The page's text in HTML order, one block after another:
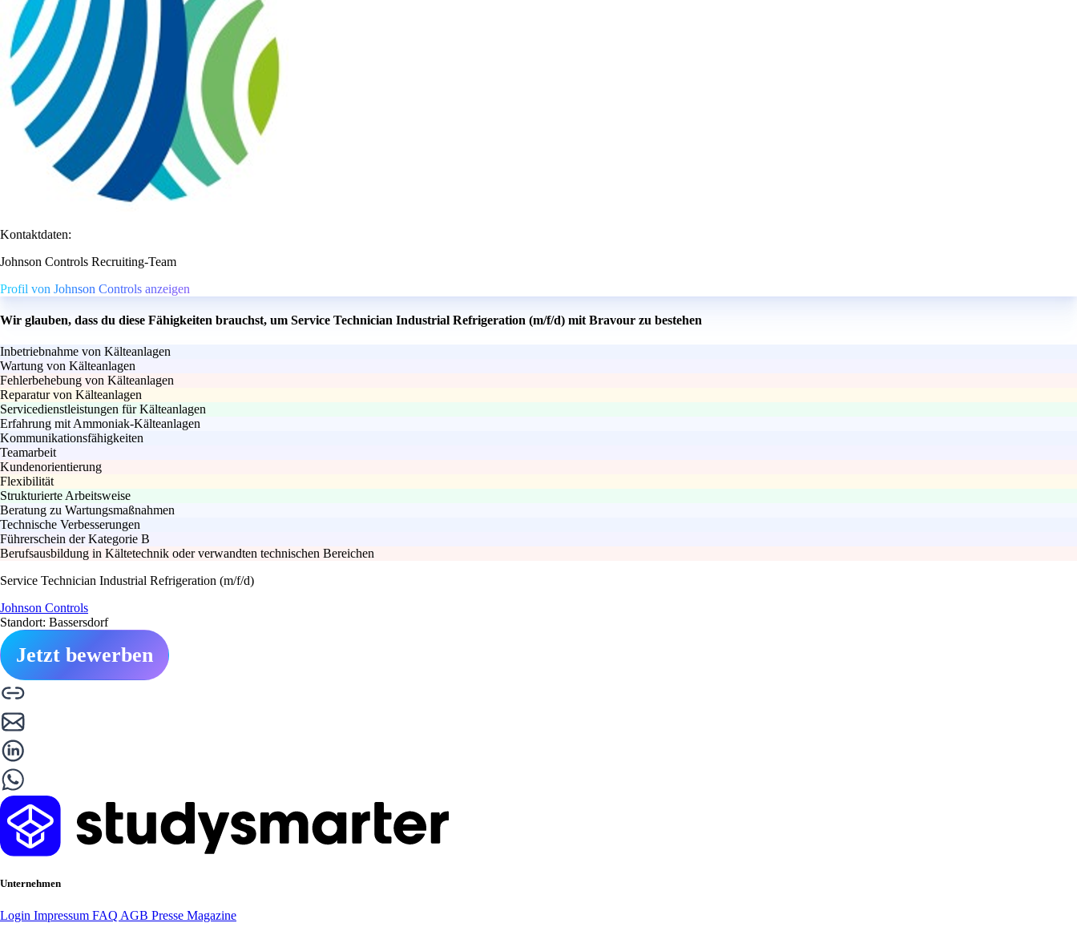
Kontaktdaten:
Johnson Controls Recruiting-Team
Profil von Johnson Controls anzeigen
Wir glauben, dass du diese Fähigkeiten brauchst, um Service Technician Industrial Refrigeration (m/f/d) mit Bravour zu bestehen
Inbetriebnahme von Kälteanlagen
Wartung von Kälteanlagen
Fehlerbehebung von Kälteanlagen
Reparatur von Kälteanlagen
Servicedienstleistungen für Kälteanlagen
Erfahrung mit Ammoniak-Kälteanlagen
Kommunikationsfähigkeiten
Teamarbeit
Kundenorientierung
Flexibilität
Strukturierte Arbeitsweise
Beratung zu Wartungsmaßnahmen
Technische Verbesserungen
Führerschein der Kategorie B
Berufsausbildung in Kältetechnik oder verwandten technischen Bereichen
Service Technician Industrial Refrigeration (m/f/d)
Johnson Controls
Standort: Bassersdorf
Jetzt bewerben
Unternehmen
Login Impressum FAQ AGB Presse Magazine